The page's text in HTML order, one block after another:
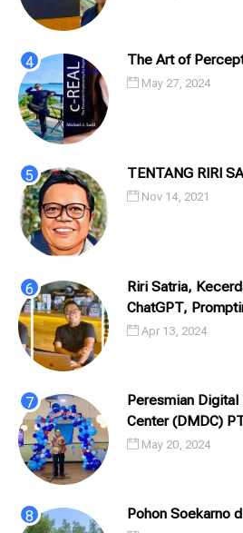
The Art of
May 27, 2024
TENTANG RIRI
Nov 14, 2021
Riri Satria,
ChatGPT,
Apr 13, 2024
Peresmian
Center (DMDC)
Cipta Solusi
May 20, 2024
Pohon Soekarno